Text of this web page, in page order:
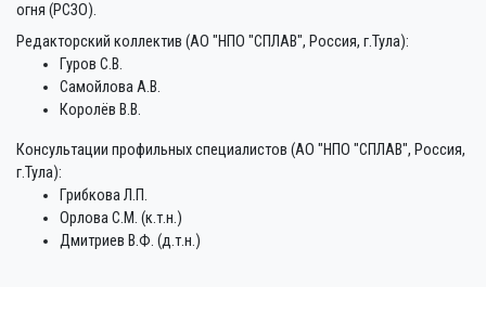
огня (РСЗО).
Редакторский коллектив (АО "НПО "СПЛАВ", Россия, г.Тула):
Гуров С.В.
Самойлова А.В.
Королёв В.В.
Консультации профильных специалистов (АО "НПО "СПЛАВ", Россия,
г.Тула):
Грибкова Л.П.
Орлова С.М. (к.т.н.)
Дмитриев В.Ф. (д.т.н.)